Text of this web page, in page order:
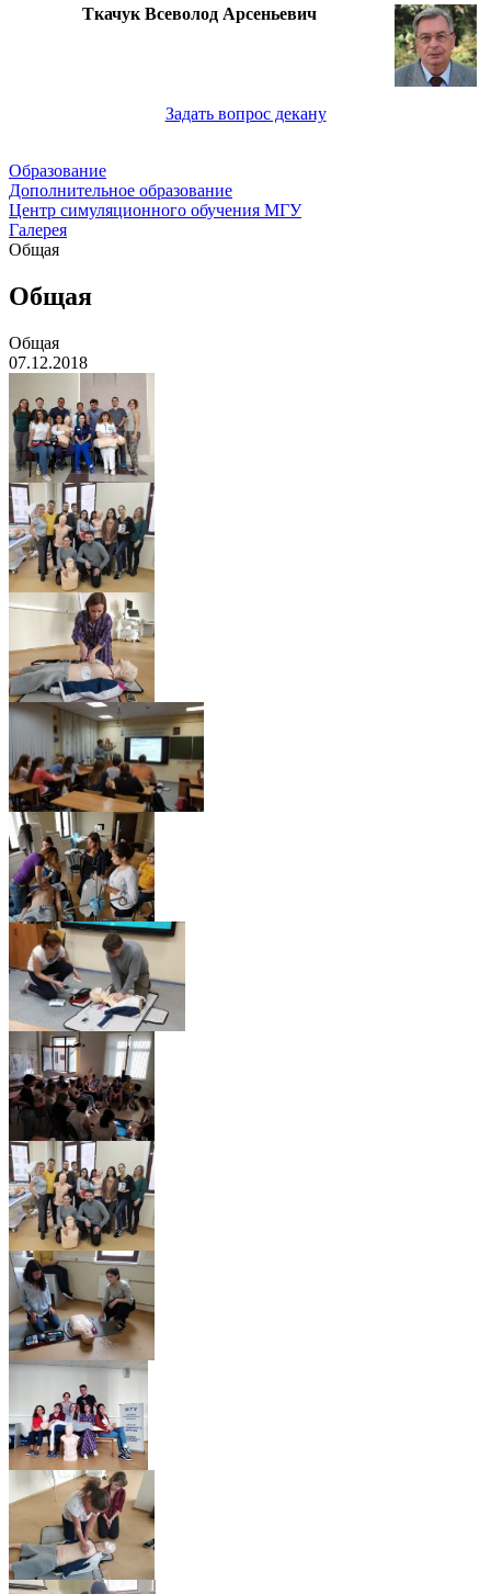
Ткачук Всеволод Арсеньевич
Задать вопрос декану
Образование
Дополнительное образование
Центр симуляционного обучения МГУ
Галерея
Общая
Общая
Общая
07.12.2018